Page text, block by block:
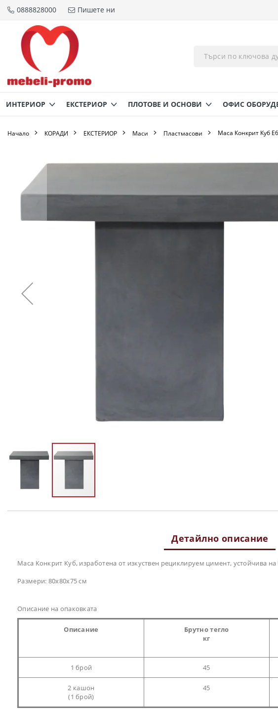
Прескачане
съдържанието
0888828000 Пишете ни
ИНТЕРИОР ЕКСТЕРИОР ПЛОТОВЕ И ОСНОВИ ОФИС
Начало КОРАДИ ЕКСТЕРИОР Маси Пластмасови Маса Конкрит Куб
галерията
към
снимки
Детайлно описание
Маса Конкрит Куб, изработена от изкуствен рециклируем цимент, устойчива
Размери: 80x80x75 см
Описание на опаковката
Описание
Брутно тегло
кг
1 брой 45
2 кашон
(1 брой)
45